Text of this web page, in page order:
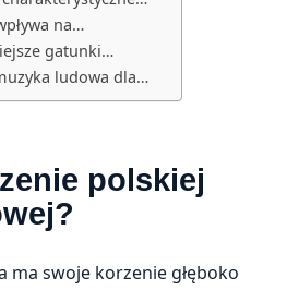
na…
gatunki…
ludowa dla…
polskiej
ma swoje korzenie głęboko